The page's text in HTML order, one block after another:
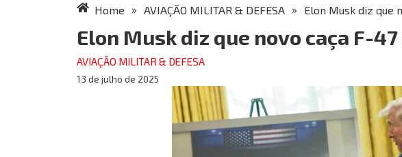
Home » AVIAÇÃO MILITAR & DEFESA » Elon Musk diz que
Elon Musk diz que novo caça F-
AVIAÇÃO MILITAR & DEFESA
13 de julho de 2025